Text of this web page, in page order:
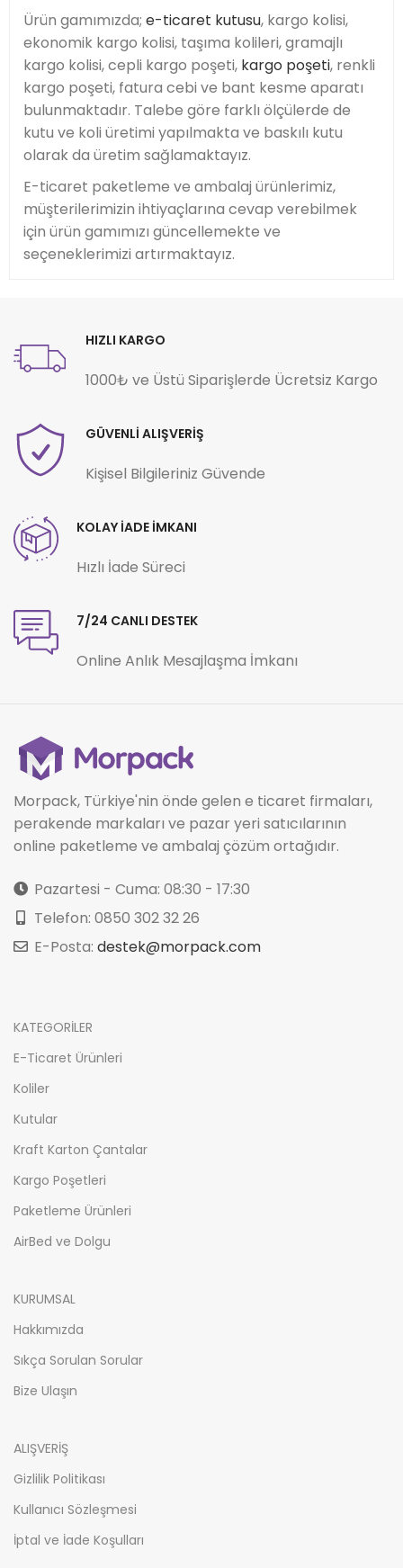
Ürün gamımızda; e-ticaret kutusu, kargo kolisi,
ekonomik kargo kolisi, taşıma kolileri, gramajlı
kargo kolisi, cepli kargo poşeti, kargo poşeti, renkli
kargo poşeti, fatura cebi ve bant kesme aparatı
bulunmaktadır. Talebe göre farklı ölçülerde de
kutu ve koli üretimi yapılmakta ve baskılı kutu
olarak da üretim sağlamaktayız.
E-ticaret paketleme ve ambalaj ürünlerimiz,
müşterilerimizin ihtiyaçlarına cevap verebilmek
için ürün gamımızı güncellemekte ve
seçeneklerimizi artırmaktayız.
HIZLI KARGO
1000₺ ve Üstü Siparişlerde Ücretsiz Kargo
GÜVENLİ ALIŞVERİŞ
Kişisel Bilgileriniz Güvende
KOLAY İADE İMKANI
Hızlı İade Süreci
7/24 CANLI DESTEK
Online Anlık Mesajlaşma İmkanı
Morpack, Türkiye'nin önde gelen e ticaret firmaları,
perakende markaları ve pazar yeri satıcılarının
online paketleme ve ambalaj çözüm ortağıdır.
Pazartesi - Cuma: 08:30 - 17:30
Telefon: 0850 302 32 26
E-Posta: destek@morpack.com
KATEGORİLER
E-Ticaret Ürünleri
Koliler
Kutular
Kraft Karton Çantalar
Kargo Poşetleri
Paketleme Ürünleri
AirBed ve Dolgu
KURUMSAL
Hakkımızda
Sıkça Sorulan Sorular
Bize Ulaşın
ALIŞVERİŞ
Gizlilik Politikası
Kullanıcı Sözleşmesi
İptal ve İade Koşulları